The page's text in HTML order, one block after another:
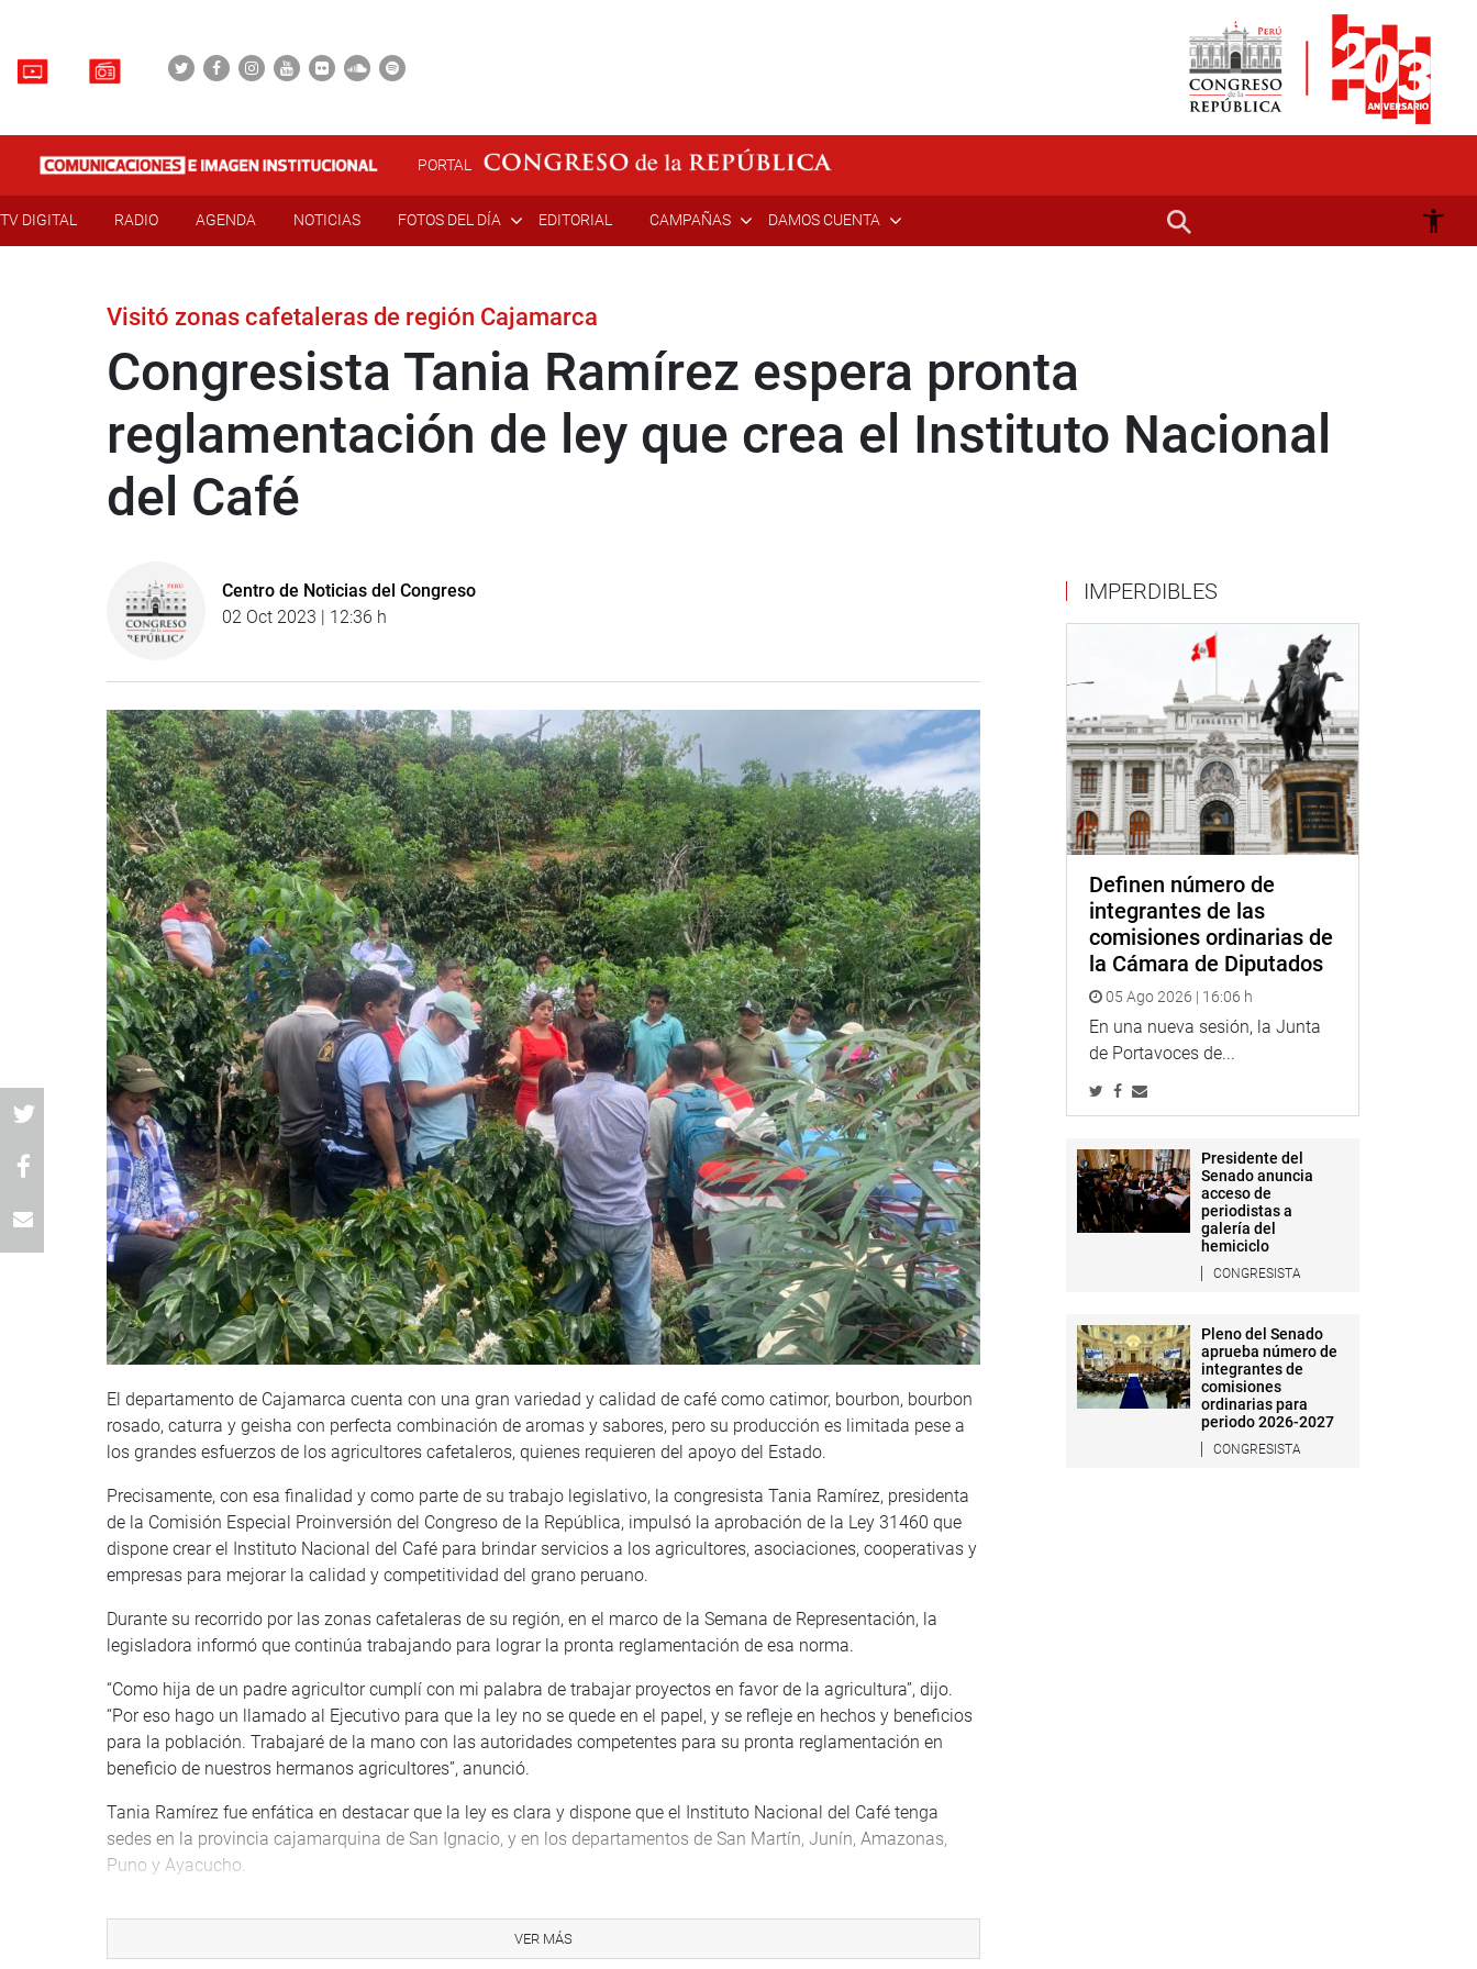
PORTAL
TV DIGITAL RADIO AGENDA NOTICIAS FOTOS DEL DÍA EDITORIAL CAMPAÑAS DAMOS CUENTA
Visitó zonas cafetaleras de región Cajamarca
Congresista Tania Ramírez espera pronta
reglamentación de ley que crea el Instituto Nacional
del Café
Centro de Noticias del Congreso
02 Oct 2023 | 12:36 h
El departamento de Cajamarca cuenta con una gran variedad y calidad de café como catimor, bourbon, bourbon
rosado, caturra y geisha con perfecta combinación de aromas y sabores, pero su producción es limitada pese a
los grandes esfuerzos de los agricultores cafetaleros, quienes requieren del apoyo del Estado.
Precisamente, con esa finalidad y como parte de su trabajo legislativo, la congresista Tania Ramírez, presidenta
de la Comisión Especial Proinversión del Congreso de la República, impulsó la aprobación de la Ley 31460 que
dispone crear el Instituto Nacional del Café para brindar servicios a los agricultores, asociaciones, cooperativas y
empresas para mejorar la calidad y competitividad del grano peruano.
Durante su recorrido por las zonas cafetaleras de su región, en el marco de la Semana de Representación, la
legisladora informó que continúa trabajando para lograr la pronta reglamentación de esa norma.
“Como hija de un padre agricultor cumplí con mi palabra de trabajar proyectos en favor de la agricultura”, dijo.
“Por eso hago un llamado al Ejecutivo para que la ley no se quede en el papel, y se refleje en hechos y beneficios
para la población. Trabajaré de la mano con las autoridades competentes para su pronta reglamentación en
beneficio de nuestros hermanos agricultores”, anunció.
Tania Ramírez fue enfática en destacar que la ley es clara y dispone que el Instituto Nacional del Café tenga
sedes en la provincia cajamarquina de San Ignacio, y en los departamentos de San Martín, Junín, Amazonas,
Puno y Ayacucho.
Ignacio, acompañada de funcionarios del Instituto Nacional de Innovación Agraria (INIA), del Consejo Nacional
de Ciencia, Tecnología e Innovación Tecnológica (CONCYTEC) y del Ministerio de la Producción, para conversar
VER MÁS
IMPERDIBLES
Definen número de
integrantes de las
comisiones ordinarias de
la Cámara de Diputados
05 Ago 2026 | 16:06 h
En una nueva sesión, la Junta
de Portavoces de...
Presidente del
Senado anuncia
acceso de
periodistas a
galería del
hemiciclo
CONGRESISTA
Pleno del Senado
aprueba número de
integrantes de
comisiones
ordinarias para
periodo 2026-2027
CONGRESISTA